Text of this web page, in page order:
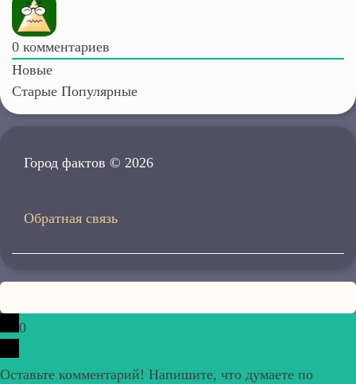
0 комментариев
Новые
Старые Популярные
Город фактов © 2026
Обратная связь
0
Оставьте комментарий! Напишите, что думаете по